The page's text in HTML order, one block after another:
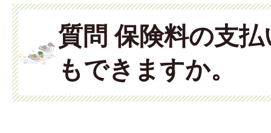
質問 保険料の支
もできますか。